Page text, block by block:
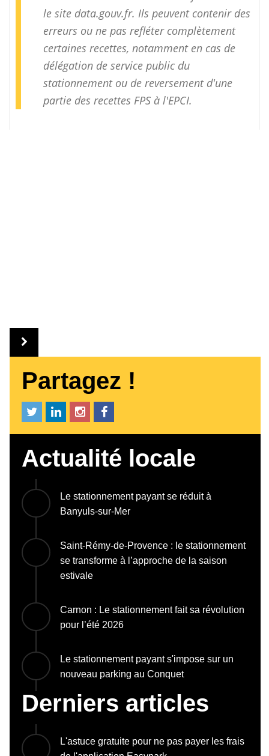
le site data.gouv.fr. Ils peuvent contenir des
erreurs ou ne pas refléter complètement
certaines recettes, notamment en cas de
délégation de service public du
stationnement ou de reversement d'une
partie des recettes FPS à l'EPCI.
Partagez !
Actualité locale
Le stationnement payant se réduit à
Banyuls-sur-Mer
Saint-Rémy-de-Provence : le stationnement
se transforme à l’approche de la saison
estivale
Carnon : Le stationnement fait sa révolution
pour l’été 2026
Le stationnement payant s'impose sur un
nouveau parking au Conquet
Derniers articles
L'astuce gratuite pour ne pas payer les frais